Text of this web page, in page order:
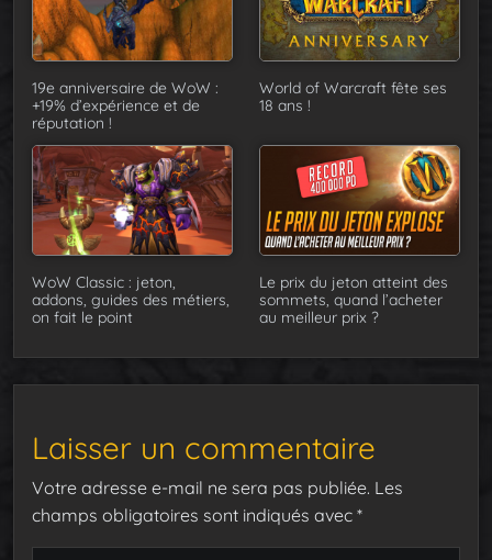
19e anniversaire de WoW :
+19% d’expérience et de
réputation !
World of Warcraft fête ses
18 ans !
WoW Classic : jeton,
addons, guides des métiers,
on fait le point
Le prix du jeton atteint des
sommets, quand l’acheter
au meilleur prix ?
Laisser un commentaire
Votre adresse e-mail ne sera pas publiée. Les
champs obligatoires sont indiqués avec *